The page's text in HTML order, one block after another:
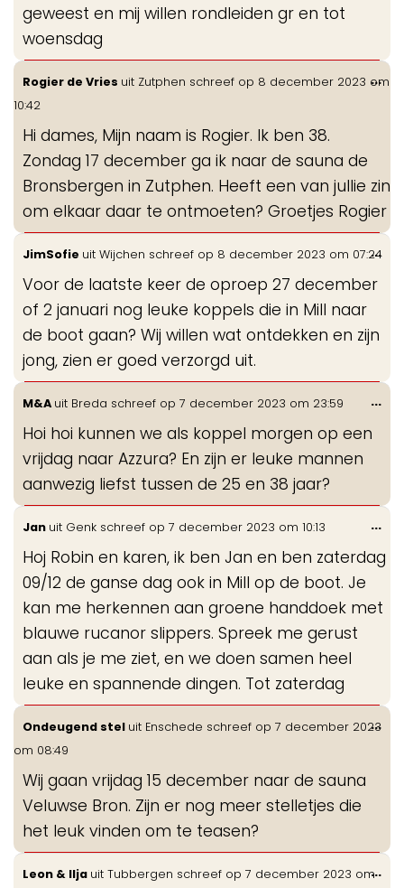
geweest en mij willen rondleiden gr en tot
woensdag
Rogier de Vries uit Zutphen schreef op 8 december 2023 om
10:42
Hi dames, Mijn naam is Rogier. Ik ben 38.
Zondag 17 december ga ik naar de sauna de
Bronsbergen in Zutphen. Heeft een van jullie zin
om elkaar daar te ontmoeten? Groetjes Rogier
...
JimSofie uit Wijchen schreef op 8 december 2023 om 07:24
Voor de laatste keer de oproep 27 december
of 2 januari nog leuke koppels die in Mill naar
de boot gaan? Wij willen wat ontdekken en zijn
jong, zien er goed verzorgd uit.
...
M&A uit Breda schreef op 7 december 2023 om 23:59
Hoi hoi kunnen we als koppel morgen op een
vrijdag naar Azzura? En zijn er leuke mannen
aanwezig liefst tussen de 25 en 38 jaar?
...
Jan uit Genk schreef op 7 december 2023 om 10:13
Hoj Robin en karen, ik ben Jan en ben zaterdag
09/12 de ganse dag ook in Mill op de boot. Je
kan me herkennen aan groene handdoek met
blauwe rucanor slippers. Spreek me gerust
aan als je me ziet, en we doen samen heel
leuke en spannende dingen. Tot zaterdag
...
Ondeugend stel uit Enschede schreef op 7 december 2023
om 08:49
Wij gaan vrijdag 15 december naar de sauna
Veluwse Bron. Zijn er nog meer stelletjes die
het leuk vinden om te teasen?
...
Leon & Ilja uit Tubbergen schreef op 7 december 2023 om...